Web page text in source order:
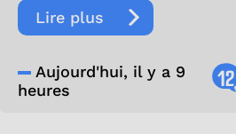
Lire plus
Aujourd'hui, il y a 9
heures
12